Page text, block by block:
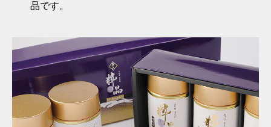
品です。